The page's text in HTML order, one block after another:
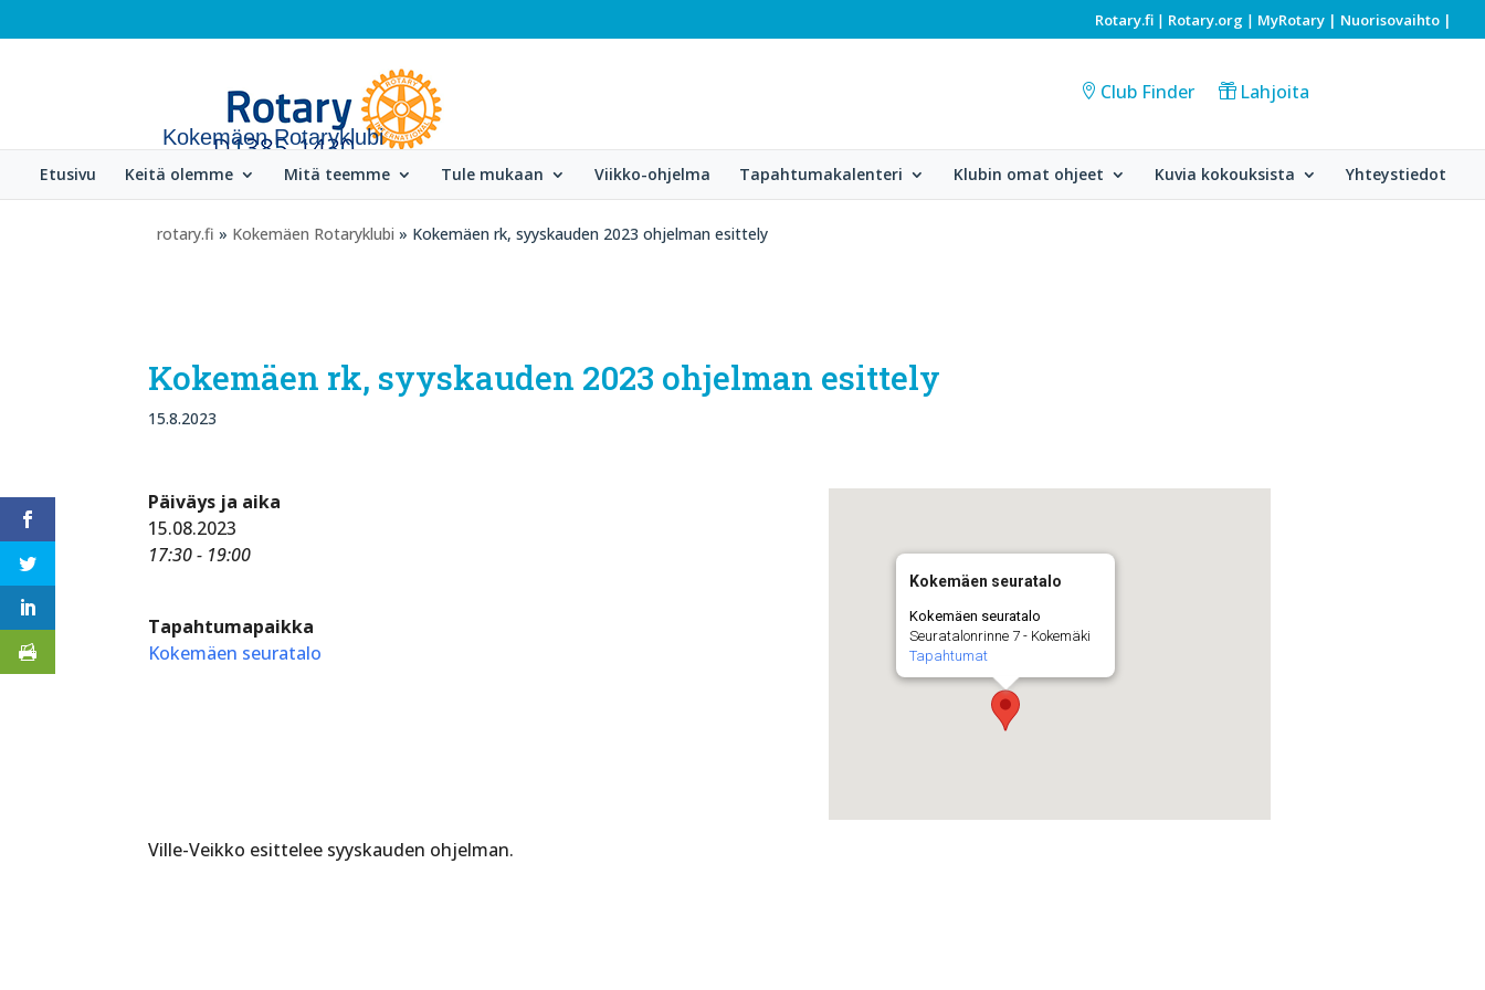
Rotary.fi | Rotary.org | MyRotary | Nuorisovaihto |
Kokemäen Rotaryklubi
Club Finder Lahjoita
Etusivu Keitä olemme Mitä teemme Tule mukaan Viikko-ohjelma Tapahtumakalenteri Klubin omat ohjeet Kuvia kokouksista Yhteystiedot
rotary.fi » Kokemäen Rotaryklubi » Kokemäen rk, syyskauden 2023 ohjelman esittely
Kokemäen rk, syyskauden 2023 ohjelman esittely
15.8.2023
Kokemäen seuratalo
Kokemäen seuratalo
Seuratalonrinne 7 - Kokemäki
Tapahtumat
Päiväys ja aika
15.08.2023
17:30 - 19:00
Tapahtumapaikka
Kokemäen seuratalo
Ville-Veikko esittelee syyskauden ohjelman.